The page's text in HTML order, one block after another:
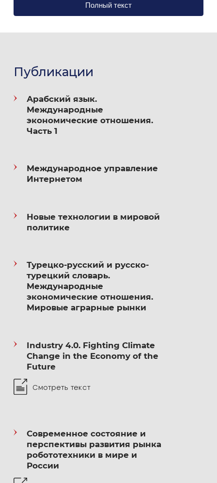
должностях в центральном аппарате МИД
2018 — н.в. — работа на различных
Н.Н.Ливенцева МГИМО МИД России
2020–2021 — заместитель проректора
2021–2024 — советник при ректорате —
и цифровизации МГИМО МИД России
Дипломатической академии МИД России
2026 — н.в. — заместитель директора
по развитию, инновациям и цифровизации
Повышение квалификации
2019 — «Дипломатический протокол»,
ДА МИД России
Полный текст
Публикации
Арабский язык.
Международные
экономические отношения.
Часть 1
Международное управление
Интернетом
Новые технологии в мировой
политике
Турецко-русский и русско-
турецкий словарь.
Международные
экономические отношения.
Мировые аграрные рынки
Industry 4.0. Fighting Climate
Change in the Economy of the
Future
Смотреть текст
Современное состояние и
перспективы развития рынка
робототехники в мире и
России